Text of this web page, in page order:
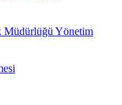
Müdürlüğü Yönetim